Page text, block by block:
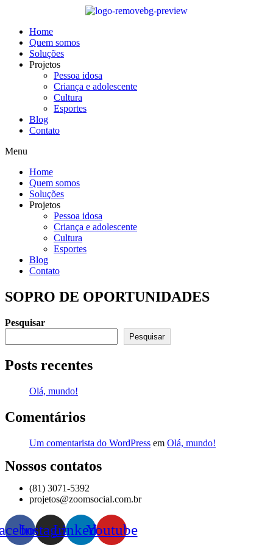
contentHome
Quem somos
Soluções
Projetos
Pessoa idosa
Criança e adolescente
Cultura
Esportes
Blog
Contato
Menu
Home
Quem somos
Soluções
Projetos
Pessoa idosa
Criança e adolescente
Cultura
Esportes
Blog
Contato
SOPRO DE OPORTUNIDADES
Pesquisar
Pesquisar
Posts recentes
Olá, mundo!
Comentários
Um comentarista do WordPress em Olá, mundo!
Nossos contatos
(81) 3071-5392
projetos@zoomsocial.com.br
InstagramLinkedinYoutube